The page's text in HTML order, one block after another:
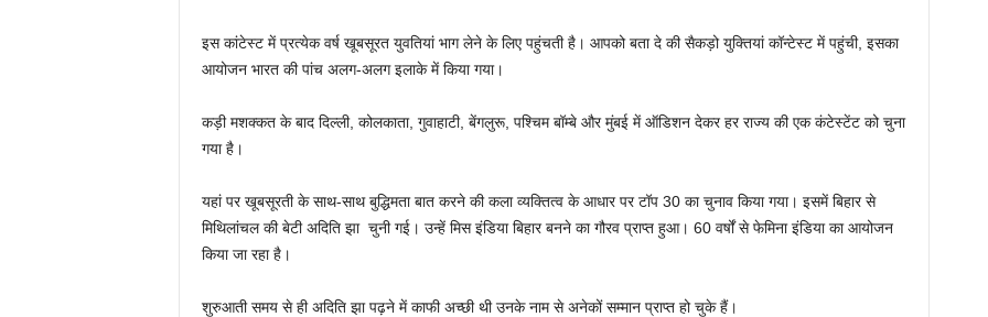
इस कांटेस्ट में प्रत्येक वर्ष खूबसूरत युवतियां भाग लेने के लिए पहुंचती है। आपको बता दे की सैकड़ो युक्तियां कॉन्टेस्ट में पहुंची, इसका
आयोजन भारत की पांच अलग-अलग इलाके में किया गया।
कड़ी मशक्कत के बाद दिल्ली, कोलकाता, गुवाहाटी, बेंगलुरू, पश्चिम बॉम्बे और मुंबई में ऑडिशन देकर हर राज्य की एक कंटेस्टेंट को चुना
गया है।
यहां पर खूबसूरती के साथ-साथ बुद्धिमता बात करने की कला व्यक्तित्व के आधार पर टॉप 30 का चुनाव किया गया। इसमें बिहार से
मिथिलांचल की बेटी अदिति झा चुनी गई। उन्हें मिस इंडिया बिहार बनने का गौरव प्राप्त हुआ। 60 वर्षों से फेमिना इंडिया का आयोजन
किया जा रहा है।
शुरुआती समय से ही अदिति झा पढ़ने में काफी अच्छी थी उनके नाम से अनेकों सम्मान प्राप्त हो चुके हैं।